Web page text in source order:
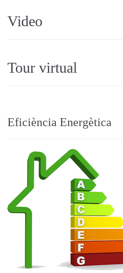
Video
Tour virtual
Eficiència Energètica